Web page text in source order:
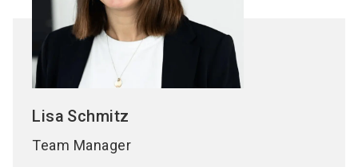
Lisa Schmitz
Team Manager